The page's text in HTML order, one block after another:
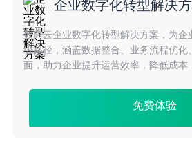
企业数字化转型解决
数商云企业数字化转型解决方案，为企
级路径，涵盖数据整合、业务流程优化
面，助力企业提升运营效率，降低成本
免费体验